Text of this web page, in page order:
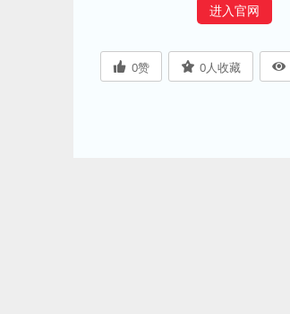
进入官网
0赞 0人收藏